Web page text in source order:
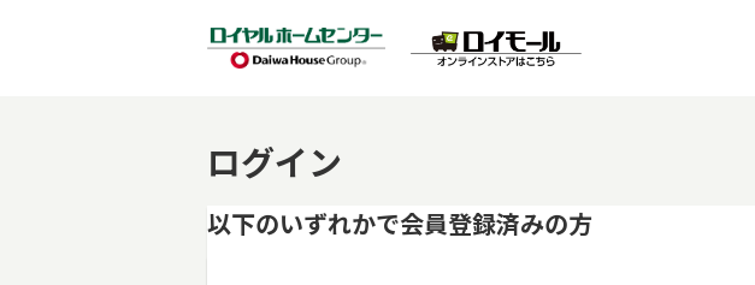
ログイン
以下のいずれかで会員登録済みの方